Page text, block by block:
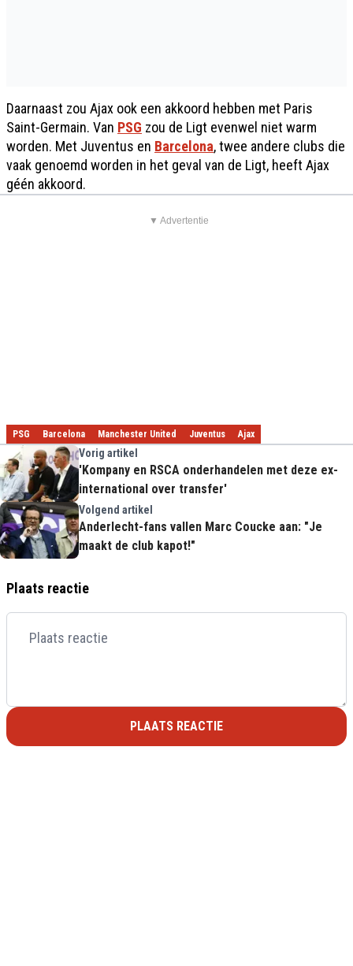
Daarnaast zou Ajax ook een akkoord hebben met Paris
Saint-Germain. Van PSG zou de Ligt evenwel niet warm
worden. Met Juventus en Barcelona, twee andere clubs die
vaak genoemd worden in het geval van de Ligt, heeft Ajax
géén akkoord.
▼ Advertentie
PSG Barcelona Manchester United Juventus Ajax
Vorig artikel
'Kompany en RSCA onderhandelen met deze ex-
international over transfer'
Volgend artikel
Anderlecht-fans vallen Marc Coucke aan: "Je
maakt de club kapot!"
Plaats reactie
PLAATS REACTIE